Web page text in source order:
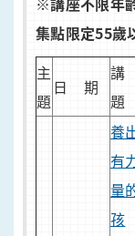
集點限定55歲
主
題
日 期
講
題
養
有
量
孩